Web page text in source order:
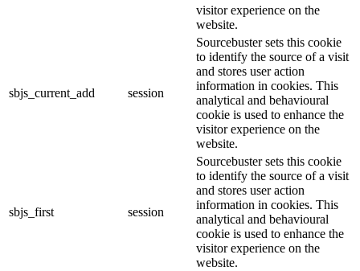
visitor experience on the
website.
sbjs_current_add session
Sourcebuster sets this cookie
to identify the source of a visit
and stores user action
information in cookies. This
analytical and behavioural
cookie is used to enhance the
visitor experience on the
website.
sbjs_first session
Sourcebuster sets this cookie
to identify the source of a visit
and stores user action
information in cookies. This
analytical and behavioural
cookie is used to enhance the
visitor experience on the
website.